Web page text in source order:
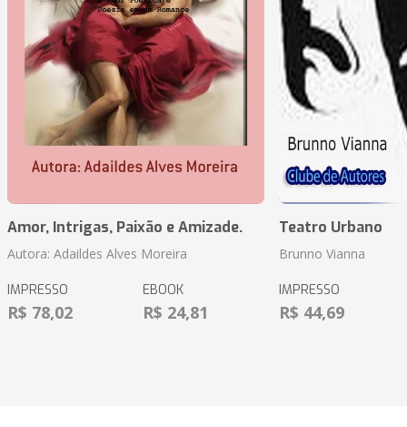
Amor, Intrigas, Paixão e Amizade.
Autora: Adaildes Alves Moreira
IMPRESSO
R$ 78,02
EBOOK
R$ 24,81
Teatro Urbano
Brunno Vianna
IMPRESSO
R$ 44,69